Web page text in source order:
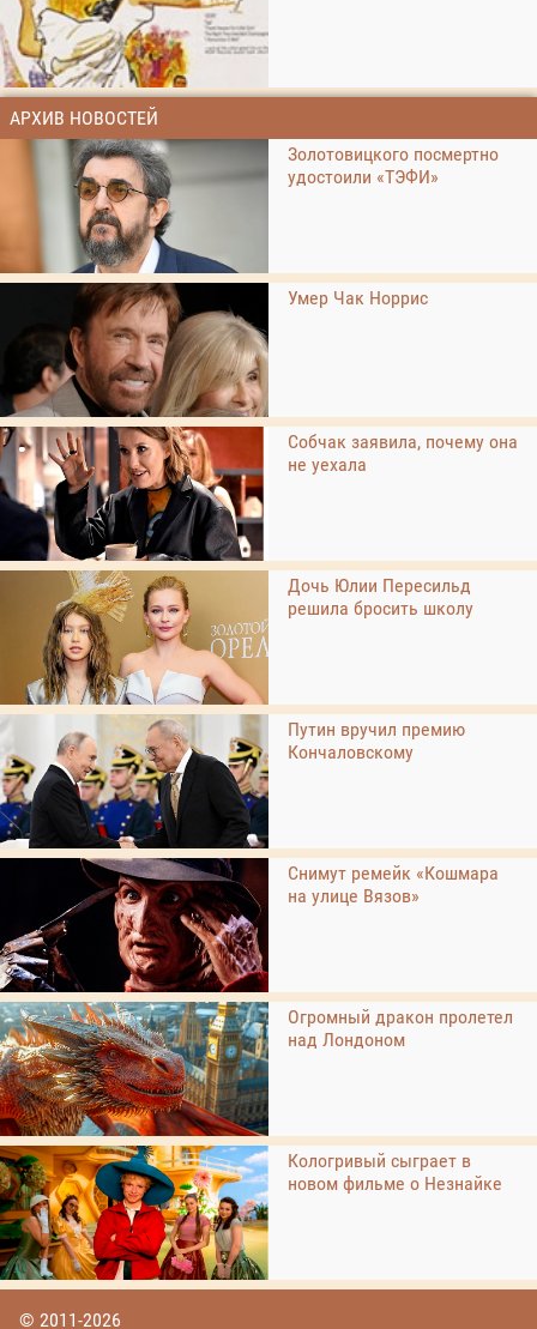
АРХИВ НОВОСТЕЙ
Золотовицкого посмертно
удостоили «ТЭФИ»
Умер Чак Норрис
Собчак заявила, почему она
не уехала
Дочь Юлии Пересильд
решила бросить школу
Путин вручил премию
Кончаловскому
Снимут ремейк «Кошмара
на улице Вязов»
Огромный дракон пролетел
над Лондоном
Кологривый сыграет в
новом фильме о Незнайке
© 2011-2026